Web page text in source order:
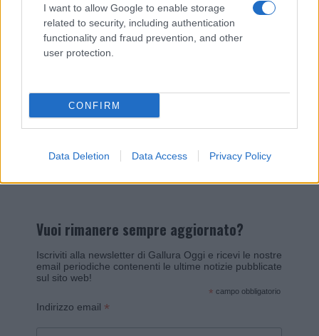
I want to allow Google to enable storage
related to security, including authentication
functionality and fraud prevention, and other
user protection.
CONFIRM
Data Deletion Data Access Privacy Policy
Giovannimaria Cabras
Vuoi rimanere sempre aggiornato?
Iscriviti alla newsletter di Gallura Oggi e ricevi le nostre
email periodiche contenenti le ultime notizie pubblicate
sul sito web!
* campo obbligatorio
Indirizzo email *